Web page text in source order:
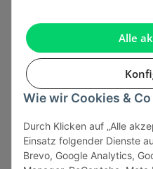
Alle
Wie wir Cookies &
Durch Klicken auf „Alle
Einsatz folgender Dienste
Brevo, Google Analytics,
Gesetzliche Informationen
Sicher bezahlen via: